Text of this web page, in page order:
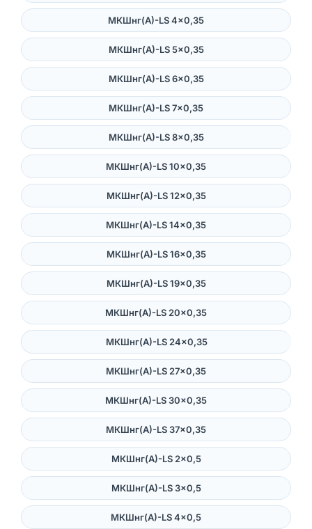
МКШнг(А)-LS 4×0,35
МКШнг(А)-LS 5×0,35
МКШнг(А)-LS 6×0,35
МКШнг(А)-LS 7×0,35
МКШнг(А)-LS 8×0,35
МКШнг(А)-LS 10×0,35
МКШнг(А)-LS 12×0,35
МКШнг(А)-LS 14×0,35
МКШнг(А)-LS 16×0,35
МКШнг(А)-LS 19×0,35
МКШнг(А)-LS 20×0,35
МКШнг(А)-LS 24×0,35
МКШнг(А)-LS 27×0,35
МКШнг(А)-LS 30×0,35
МКШнг(А)-LS 37×0,35
МКШнг(А)-LS 2×0,5
МКШнг(А)-LS 3×0,5
МКШнг(А)-LS 4×0,5